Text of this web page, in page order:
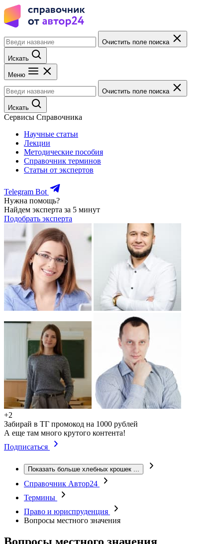
Очистить поле поиска
Искать
Меню
Очистить поле поиска
Искать
Сервисы Справочника
Научные статьи
Лекции
Методические пособия
Справочник терминов
Статьи от экспертов
Telegram Bot
Нужна помощь?
Найдем эксперта за 5 минут
Подобрать эксперта
+2
Забирай в ТГ промокод на 1000 рублей
А еще там много крутого контента!
Подписаться
Показать больше хлебных крошек ...
Справочник Автор24
Термины
Право и юриспруденция
Вопросы местного значения